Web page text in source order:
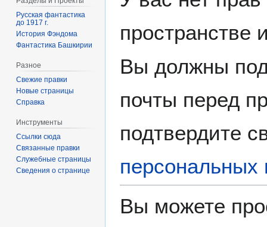
пространстве
Вы должны
почты перед
подтвердите
персональных
Вы можете
Русская фантастика
до 1917 г.
История Фэндома
Фантастика Башкирии
Разное
Свежие правки
Новые страницы
Справка
Инструменты
Ссылки сюда
Связанные правки
Служебные страницы
Сведения о странице